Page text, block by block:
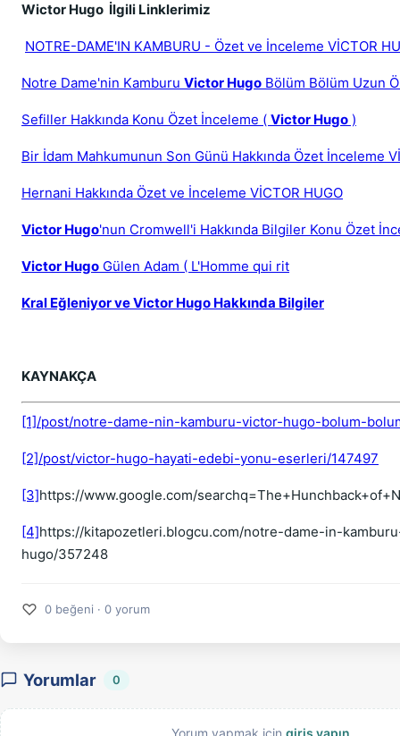
Wictor Hugo İlgili Linklerimiz
NOTRE-DAME'IN KAMBURU - Özet ve İnceleme VİCTOR
Notre Dame'nin Kamburu Victor Hugo Bölüm Bölüm Uzun
Sefiller Hakkında Konu Özet İnceleme ( Victor Hugo )
Bir İdam Mahkumunun Son Günü Hakkında Özet İnceleme
Hernani Hakkında Özet ve İnceleme VİCTOR HUGO
Victor Hugo'nun Cromwell'i Hakkında Bilgiler Konu Özet
Victor Hugo Gülen Adam ( L'Homme qui rit
Kral Eğleniyor ve Victor Hugo Hakkında Bilgiler
KAYNAKÇA
[1]/post/notre-dame-nin-kamburu-victor-hugo-bolum-
[2]/post/victor-hugo-hayati-edebi-yonu-eserleri/147497
[3]https://www.google.com/
[4]https://kitapozetleri.blogcu.com/notre-dame-in-
hugo/357248
♡ 0 beğeni · 0 yorum
Yorumlar 0
Yorum yapmak için giriş yapın